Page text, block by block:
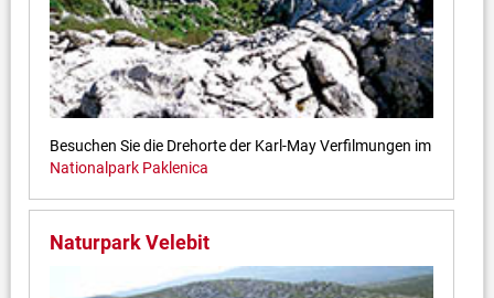
Besuchen Sie die Drehorte der Karl-May Verfilmungen im
Nationalpark Paklenica
Naturpark Velebit